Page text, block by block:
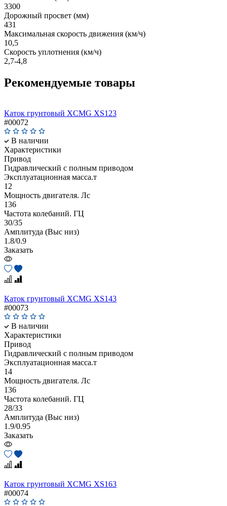
3300
Дорожный просвет (мм)
431
Максимальная скорость движения (км/ч)
10,5
Скорость уплотнения (км/ч)
2,7-4,8
Рекомендуемые товары
Каток грунтовый XCMG XS123
#00072
В наличии
Характеристики
Привод
Гидравлический с полным приводом
Эксплуатационная масса.т
12
Мощность двигателя. Лс
136
Частота колебаний. ГЦ
30/35
Амплитуда (Выс низ)
1.8/0.9
Заказать
Каток грунтовый XCMG XS143
#00073
В наличии
Характеристики
Привод
Гидравлический с полным приводом
Эксплуатационная масса.т
14
Мощность двигателя. Лс
136
Частота колебаний. ГЦ
28/33
Амплитуда (Выс низ)
1.9/0.95
Заказать
Каток грунтовый XCMG XS163
#00074